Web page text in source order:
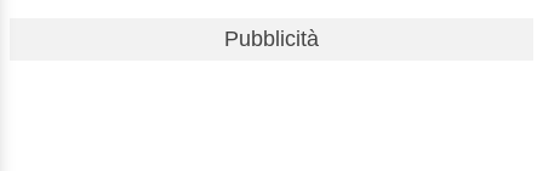
Pubblicità